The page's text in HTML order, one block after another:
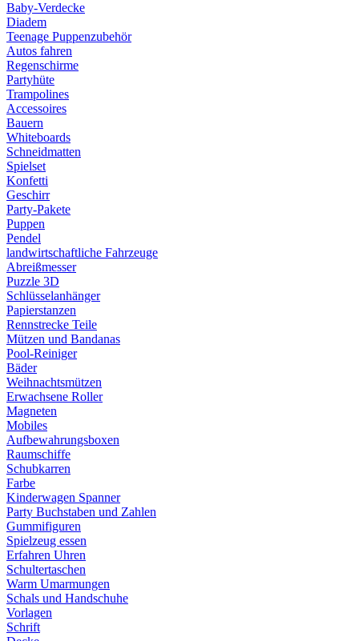
Baby-Verdecke
Diadem
Teenage Puppenzubehör
Autos fahren
Regenschirme
Partyhüte
Trampolines
Accessoires
Bauern
Whiteboards
Schneidmatten
Spielset
Konfetti
Geschirr
Party-Pakete
Puppen
Pendel
landwirtschaftliche Fahrzeuge
Abreißmesser
Puzzle 3D
Schlüsselanhänger
Papierstanzen
Rennstrecke Teile
Mützen und Bandanas
Pool-Reiniger
Bäder
Weihnachtsmützen
Erwachsene Roller
Magneten
Mobiles
Aufbewahrungsboxen
Raumschiffe
Schubkarren
Farbe
Kinderwagen Spanner
Party Buchstaben und Zahlen
Gummifiguren
Spielzeug essen
Erfahren Uhren
Schultertaschen
Warm Umarmungen
Schals und Handschuhe
Vorlagen
Schrift